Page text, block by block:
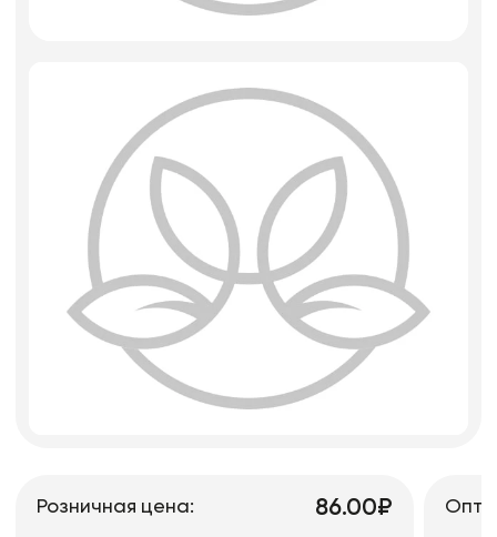
Розничная цена: 86.00₽